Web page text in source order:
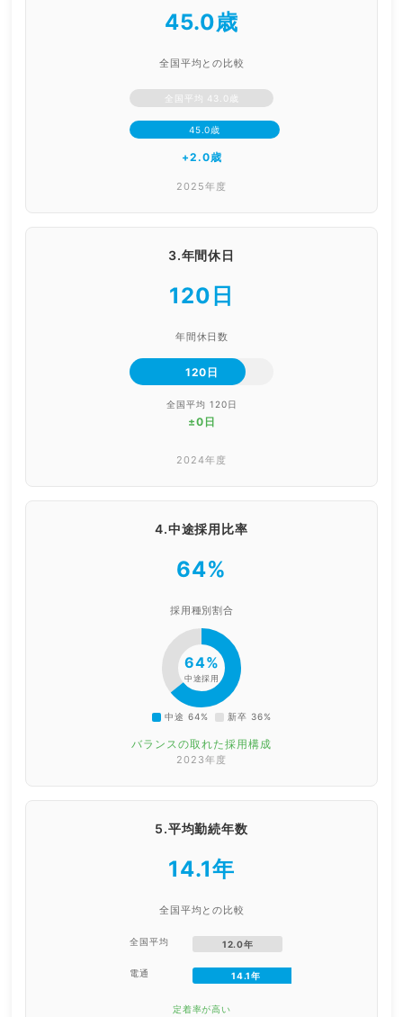
45.0歳
全国平均との比較
全国平均 43.0歳
45.0歳
+2.0歳
2025年度
3.年間休日
120日
年間休日数
120日
全国平均 120日
±0日
2024年度
4.中途採用比率
64%
採用種別割合
64%
中途採用
中途 64% 新卒 36%
バランスの取れた採用構成
2023年度
5.平均勤続年数
14.1年
全国平均との比較
全国平均 12.0年
電通 14.1年
定着率が高い